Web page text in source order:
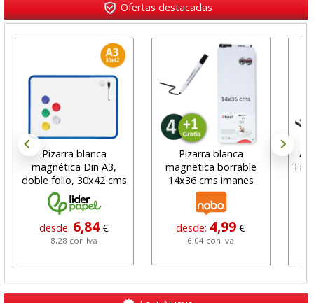
Ofertas destacadas
Pizarra blanca
magnética Din A3,
doble folio, 30x42 cms
desde: 6,84 €
8,28 con Iva
Pizarra blanca
magnetica borrable
14x36 cms imanes
desde: 4,99 €
6,04 con Iva